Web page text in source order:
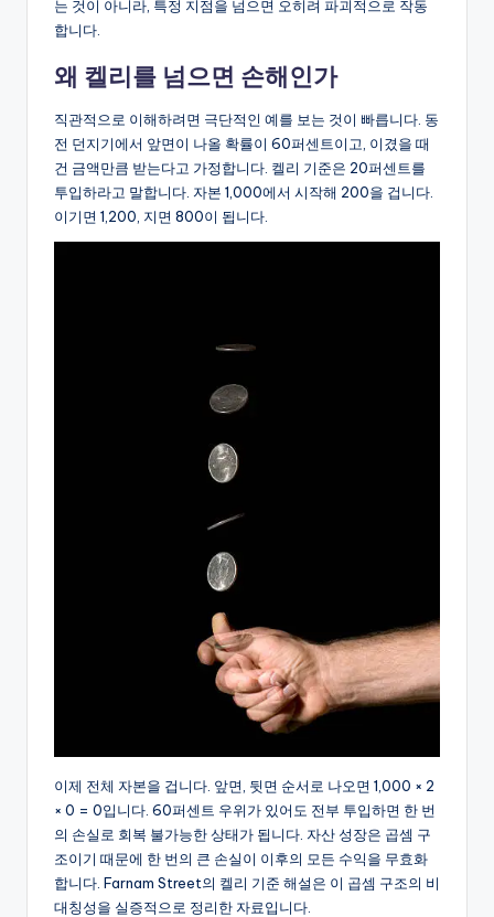
는 것이 아니라, 특정 지점을 넘으면 오히려 파괴적으로 작동
합니다.
왜 켈리를 넘으면 손해인가
직관적으로 이해하려면 극단적인 예를 보는 것이 빠릅니다. 동
전 던지기에서 앞면이 나올 확률이 60퍼센트이고, 이겼을 때
건 금액만큼 받는다고 가정합니다. 켈리 기준은 20퍼센트를
투입하라고 말합니다. 자본 1,000에서 시작해 200을 겁니다.
이기면 1,200, 지면 800이 됩니다.
이제 전체 자본을 겁니다. 앞면, 뒷면 순서로 나오면 1,000 × 2
× 0 = 0입니다. 60퍼센트 우위가 있어도 전부 투입하면 한 번
의 손실로 회복 불가능한 상태가 됩니다. 자산 성장은 곱셈 구
조이기 때문에 한 번의 큰 손실이 이후의 모든 수익을 무효화
합니다. Farnam Street의 켈리 기준 해설은 이 곱셈 구조의 비
대칭성을 실증적으로 정리한 자료입니다.